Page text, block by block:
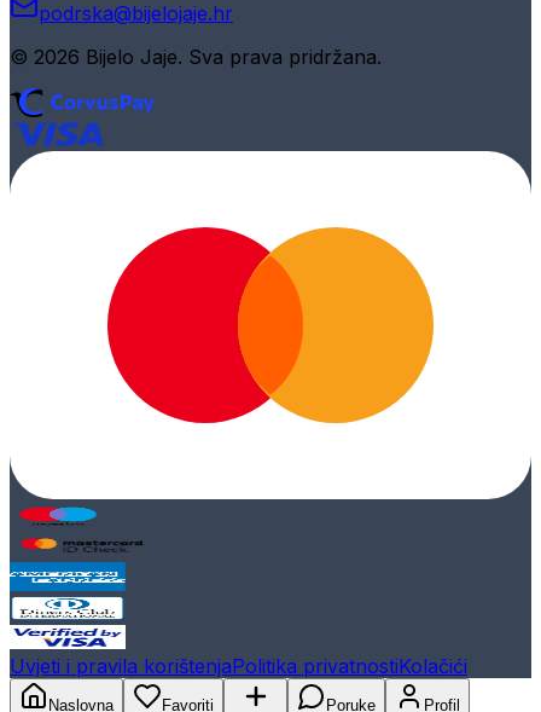
podrska@bijelojaje.hr
© 2026 Bijelo Jaje. Sva prava pridržana.
Uvjeti i pravila korištenjaPolitika privatnostiKolačići
Naslovna Favoriti Poruke Profil